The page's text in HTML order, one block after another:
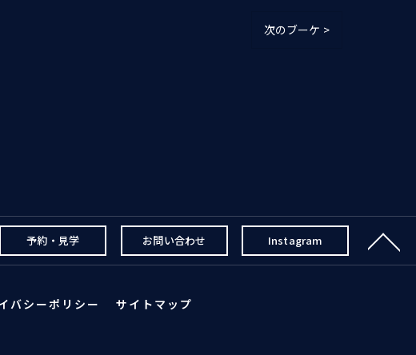
次のブーケ >
予約・見学 お問い合わせ Instagram
バシーポリシー サイトマップ